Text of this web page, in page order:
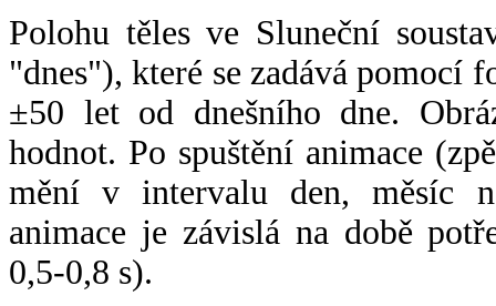
Polohu těles ve Sluneční
"dnes"), které se zadává pomocí
±50 let od dnešního dne.
hodnot. Po spuštění animace
mění v intervalu den, měsíc
animace je závislá na době
0,5-0,8 s).